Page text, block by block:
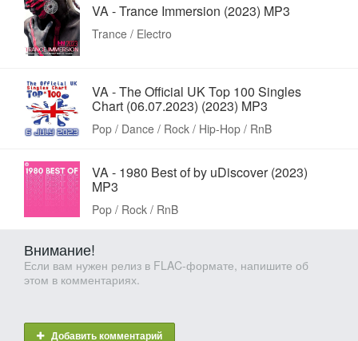
VA - Trance Immersion (2023) MP3
Trance / Electro
VA - The Official UK Top 100 Singles
Chart (06.07.2023) (2023) MP3
Pop / Dance / Rock / Hip-Hop / RnB
VA - 1980 Best of by uDiscover (2023)
MP3
Pop / Rock / RnB
Внимание!
Если вам нужен релиз в FLAC-формате, напишите об
этом в комментариях.
Добавить комментарий